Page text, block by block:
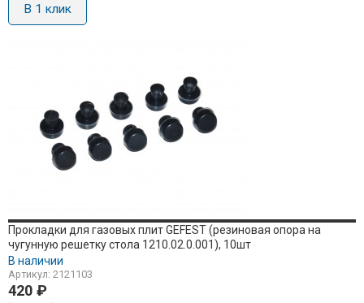
В 1 клик
Прокладки для газовых плит GEFEST (резиновая опора на
чугунную решетку стола 1210.02.0.001), 10шт
В наличии
Артикул: 2121103
420 ₽